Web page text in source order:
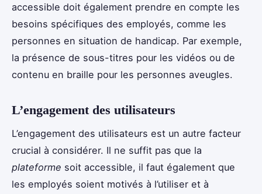
accessible doit également prendre en compte les
besoins spécifiques des employés, comme les
personnes en situation de handicap. Par exemple,
la présence de sous-titres pour les vidéos ou de
contenu en braille pour les personnes aveugles.
L’engagement des utilisateurs
L’engagement des utilisateurs est un autre facteur
crucial à considérer. Il ne suffit pas que la
plateforme soit accessible, il faut également que
les employés soient motivés à l’utiliser et à